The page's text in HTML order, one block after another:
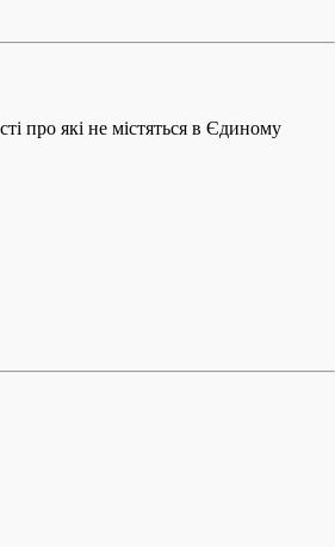
про які не містяться в Єдиному